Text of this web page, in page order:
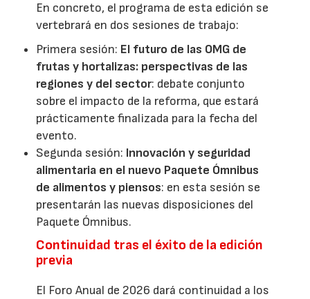
En concreto, el programa de esta edición se
vertebrará en dos sesiones de trabajo:
Primera sesión: El futuro de las OMG de
frutas y hortalizas: perspectivas de las
regiones y del sector: debate conjunto
sobre el impacto de la reforma, que estará
prácticamente finalizada para la fecha del
evento.
Segunda sesión: Innovación y seguridad
alimentaria en el nuevo Paquete Ómnibus
de alimentos y piensos: en esta sesión se
presentarán las nuevas disposiciones del
Paquete Ómnibus.
Continuidad tras el éxito de la edición
previa
El Foro Anual de 2026 dará continuidad a los